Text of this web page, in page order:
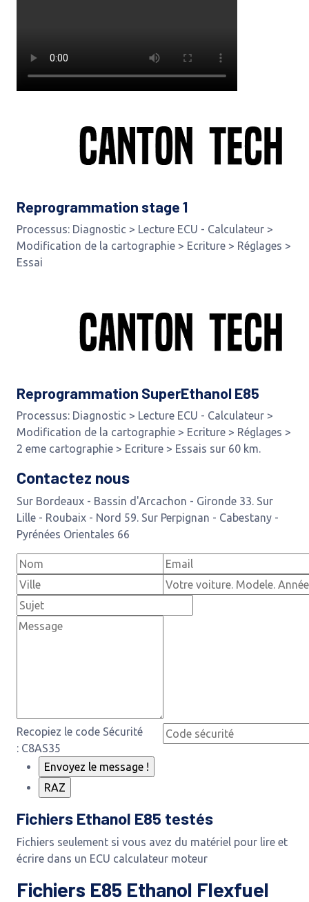
Reprogrammation stage 1
Processus: Diagnostic > Lecture ECU - Calculateur >
Modification de la cartographie > Ecriture > Réglages >
Essai
Reprogrammation SuperEthanol E85
Processus: Diagnostic > Lecture ECU - Calculateur >
Modification de la cartographie > Ecriture > Réglages >
2 eme cartographie > Ecriture > Essais sur 60 km.
Contactez nous
Sur Bordeaux - Bassin d'Arcachon - Gironde 33. Sur
Lille - Roubaix - Nord 59. Sur Perpignan - Cabestany -
Pyrénées Orientales 66
Recopiez le code Sécurité
: C8AS35
Fichiers Ethanol E85 testés
Fichiers seulement si vous avez du matériel pour lire et
écrire dans un ECU calculateur moteur
Fichiers E85 Ethanol Flexfuel